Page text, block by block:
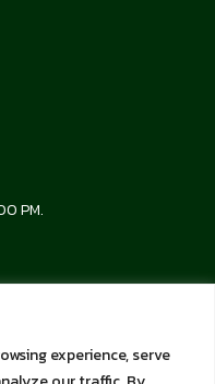
experience, serve
PM.